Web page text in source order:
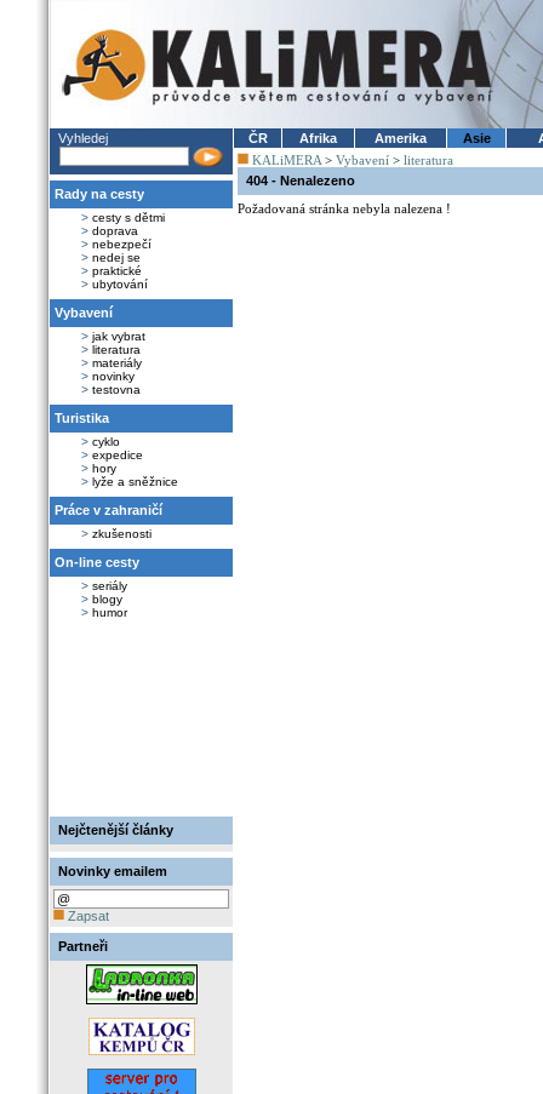
Vyhledej
Rady na cesty
> cesty s dětmi
> doprava
> nebezpečí
> nedej se
> praktické
> ubytování
Vybavení
> jak vybrat
> literatura
> materiály
> novinky
> testovna
Turistika
> cyklo
> expedice
> hory
> lyže a sněžnice
Práce v zahraničí
> zkušenosti
On-line cesty
> seriály
> blogy
> humor
Nejčtenější články
Novinky emailem
Zapsat
Partneři
ČR Afrika Amerika Asie
KALiMERA > Vybavení > literatura
404 - Nenalezeno
Požadovaná stránka nebyla nalezena !